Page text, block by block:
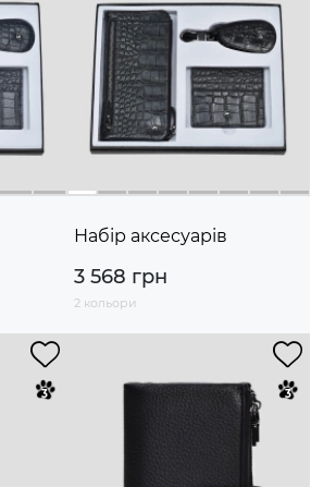
Набір аксесуарів
3 568 грн
2 кольори